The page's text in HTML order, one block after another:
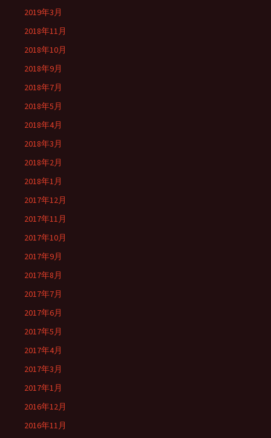
2019年3月
2018年11月
2018年10月
2018年9月
2018年7月
2018年5月
2018年4月
2018年3月
2018年2月
2018年1月
2017年12月
2017年11月
2017年10月
2017年9月
2017年8月
2017年7月
2017年6月
2017年5月
2017年4月
2017年3月
2017年1月
2016年12月
2016年11月